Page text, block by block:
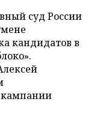
суд России
кандидатов в